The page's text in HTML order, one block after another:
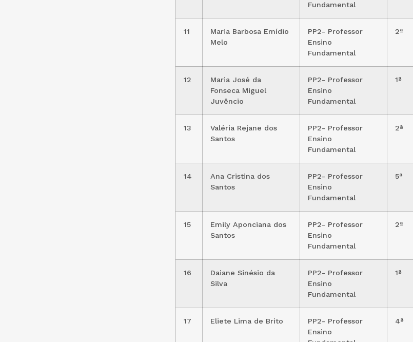
Fundamental
11
Maria Barbosa Emídio
Melo
PP2- Professor
Ensino
Fundamental
2ª
12
Maria José da
Fonseca Miguel
Juvêncio
PP2- Professor
Ensino
Fundamental
1ª
13
Valéria Rejane dos
Santos
PP2- Professor
Ensino
Fundamental
2ª
14
Ana Cristina dos
Santos
PP2- Professor
Ensino
Fundamental
5ª
15
Emily Aponciana dos
Santos
PP2- Professor
Ensino
Fundamental
2ª
16
Daiane Sinésio da
Silva
PP2- Professor
Ensino
Fundamental
1ª
17 Eliete Lima de Brito
PP2- Professor
Ensino
4ª